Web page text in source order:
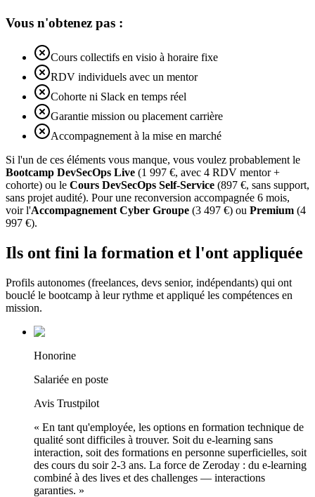
Vous n'obtenez pas :
Cours collectifs en visio à horaire fixe
RDV individuels avec un mentor
Cohorte ni Slack en temps réel
Garantie mission ou placement carrière
Accompagnement à la mise en marché
Si l'un de ces éléments vous manque, vous voulez probablement le
Bootcamp DevSecOps Live (1 997 €, avec 4 RDV mentor +
cohorte) ou le Cours DevSecOps Self-Service (897 €, sans support,
sans projet audité). Pour une reconversion accompagnée 6 mois,
voir l'Accompagnement Cyber Groupe (3 497 €) ou Premium (4
997 €).
Ils ont fini la formation et l'ont appliquée
Profils autonomes (freelances, devs senior, indépendants) qui ont
bouclé le bootcamp à leur rythme et appliqué les compétences en
mission.
Honorine
Salariée en poste
Avis Trustpilot
« En tant qu'employée, les options en formation technique de
qualité sont difficiles à trouver. Soit du e-learning sans
interaction, soit des formations en personne superficielles, soit
des cours du soir 2-3 ans. La force de Zeroday : du e-learning
combiné à des lives et des challenges — interactions
garanties. »